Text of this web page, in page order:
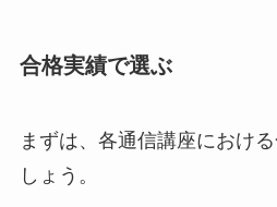
合格実績で選ぶ
まずは、各通信講座におけ
しょう。